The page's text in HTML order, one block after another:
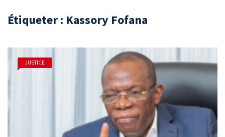
Étiqueter : Kassory Fofana
JUSTICE